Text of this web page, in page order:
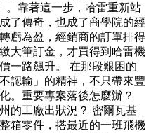
。靠著這一步，哈雷重新站
了傳奇，也成了商學院的經
虧為盈，經銷商的訂單排得
大筆訂金，才買得到哈雷機
一路飆升。 在那段艱困的
認輸」的精神，不只帶來豐
。重要專案落後怎麼辦？
的工廠出狀況？ 密爾瓦基
箱零件，搭最近的一班飛機